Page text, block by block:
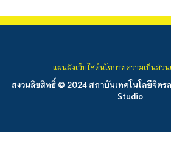
สงวนลิขสิทธิ์ © 2024 สถาบันเทคโนโลยีจิตรล
Studio
แผนผังเว็บไซต์นโยบายความเป็นส่ว